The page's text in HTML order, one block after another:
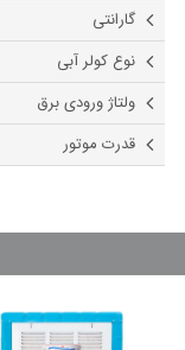
گارانتی
نوع کولر آبی
ولتاژ ورودی برق
قدرت موتور